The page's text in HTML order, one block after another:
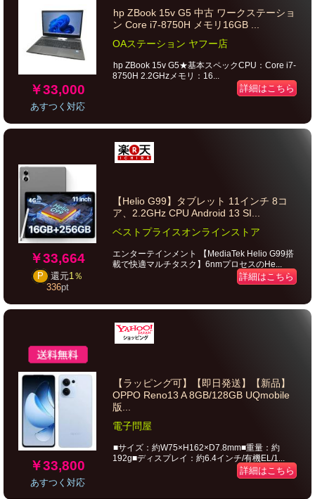
￥33,000
あすつく対応
hp ZBook 15v G5 中古 ワークステーショ
ン Core i7-8750H メモリ16GB ...
OAステーション ヤフー店
hp ZBook 15v G5★基本スペックCPU：Core i7-
8750H 2.2GHzメモリ：16...
詳細はこちら
￥33,664
P 還元1％
336pt
【Helio G99】タブレット 11インチ 8コ
ア、2.2GHz CPU Android 13 SI...
ベストプライスオンラインストア
エンターテインメント 【MediaTek Helio G99搭
載で快適マルチタスク】6nmプロセスのHe...
詳細はこちら
￥33,800
あすつく対応
【ラッピング可】【即日発送】【新品】
OPPO Reno13 A 8GB/128GB UQmobile
版...
電子問屋
■サイズ：約W75×H162×D7.8mm■重量：約
192g■ディスプレイ：約6.4インチ/有機EL/1...
詳細はこちら